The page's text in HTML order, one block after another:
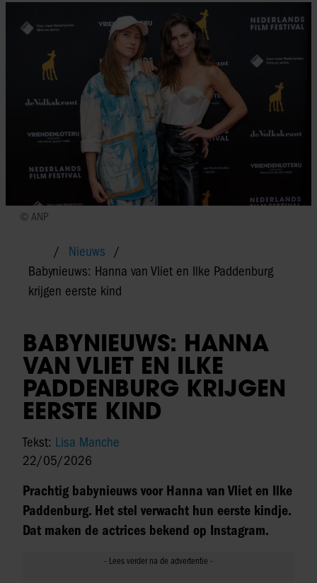
© ANP
Nieuws
Babynieuws: Hanna van Vliet en Ilke Paddenburg
krijgen eerste kind
BABYNIEUWS: HANNA
VAN VLIET EN ILKE
PADDENBURG KRIJGEN
EERSTE KIND
Tekst: Lisa Manche
22/05/2026
Prachtig babynieuws voor Hanna van Vliet en Ilke
Paddenburg. Het stel verwacht hun eerste kindje.
Dat maken de actrices bekend op Instagram.